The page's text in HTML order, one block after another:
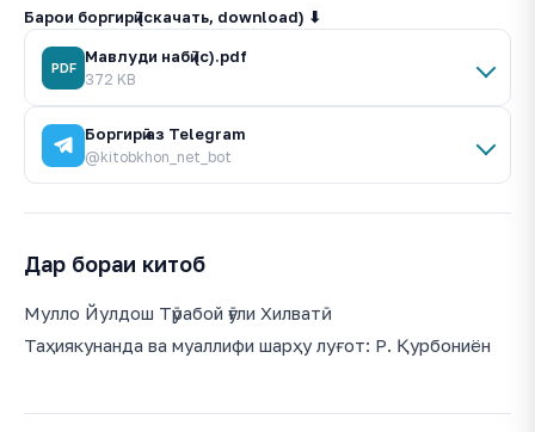
Барои боргирӣ (скачать, download) ⬇
PDF
Мавлуди набӣ (с).pdf
372 KB
Боргирӣ аз Telegram
@kitobkhon_net_bot
Дар бораи китоб
Мулло Йулдош Тӯрабой ӯғли Хилватӣ
Таҳиякунанда ва муаллифи шарҳу луғот: Р. Қурбониён